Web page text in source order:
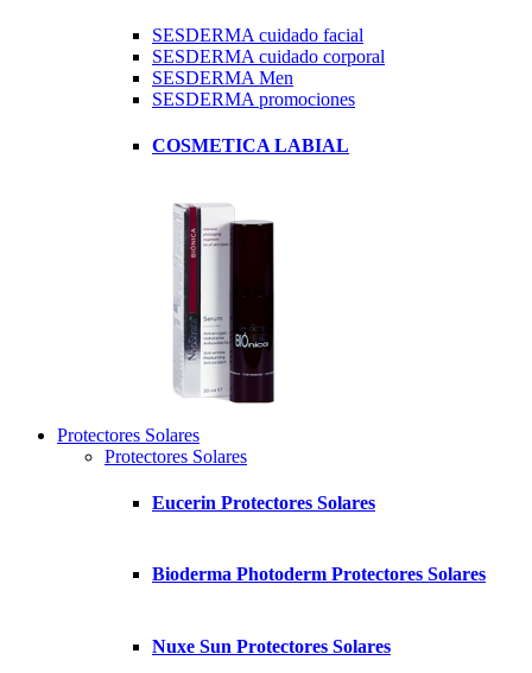
SESDERMA cuidado facial
SESDERMA cuidado corporal
SESDERMA Men
SESDERMA promociones
COSMETICA LABIAL
Protectores Solares
Protectores Solares
Eucerin Protectores Solares
Bioderma Photoderm Protectores Solares
Nuxe Sun Protectores Solares